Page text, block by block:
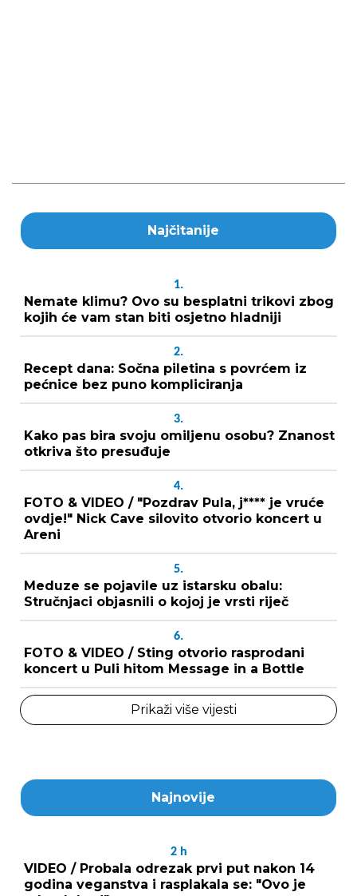
Najčitanije
1.
Nemate klimu? Ovo su besplatni trikovi zbog
kojih će vam stan biti osjetno hladniji
2.
Recept dana: Sočna piletina s povrćem iz
pećnice bez puno kompliciranja
3.
Kako pas bira svoju omiljenu osobu? Znanost
otkriva što presuđuje
4.
FOTO & VIDEO / "Pozdrav Pula, j**** je vruće
ovdje!" Nick Cave silovito otvorio koncert u
Areni
5.
Meduze se pojavile uz istarsku obalu:
Stručnjaci objasnili o kojoj je vrsti riječ
6.
FOTO & VIDEO / Sting otvorio rasprodani
koncert u Puli hitom Message in a Bottle
Prikaži više vijesti
Najnovije
2 h
VIDEO / Probala odrezak prvi put nakon 14
godina veganstva i rasplakala se: "Ovo je